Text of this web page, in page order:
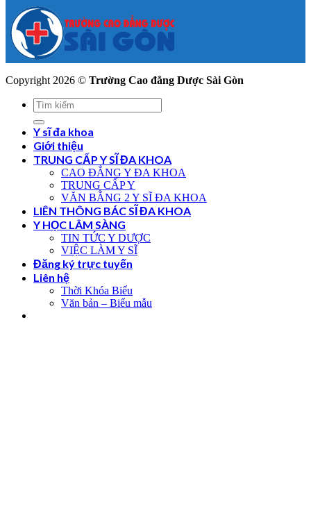
Copyright 2026 © Trường Cao đẳng Dược Sài Gòn
Y sĩ đa khoa
Giới thiệu
TRUNG CẤP Y SĨ ĐA KHOA
CAO ĐẲNG Y ĐA KHOA
TRUNG CẤP Y
VĂN BẰNG 2 Y SĨ ĐA KHOA
LIÊN THÔNG BÁC SĨ ĐA KHOA
Y HỌC LÂM SÀNG
TIN TỨC Y DƯỢC
VIỆC LÀM Y SĨ
Đăng ký trực tuyến
Liên hệ
Thời Khóa Biểu
Văn bản – Biểu mẫu